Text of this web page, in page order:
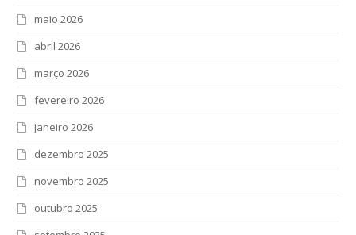
maio 2026
abril 2026
março 2026
fevereiro 2026
janeiro 2026
dezembro 2025
novembro 2025
outubro 2025